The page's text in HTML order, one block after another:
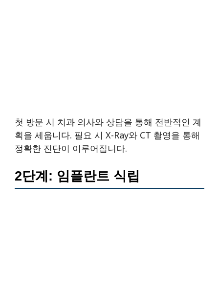
첫 방문 시 치과 의사와 상담을 통해 전반적인 계
획을 세웁니다. 필요 시 X-Ray와 CT 촬영을 통해
정확한 진단이 이루어집니다.
2단계: 임플란트 식립